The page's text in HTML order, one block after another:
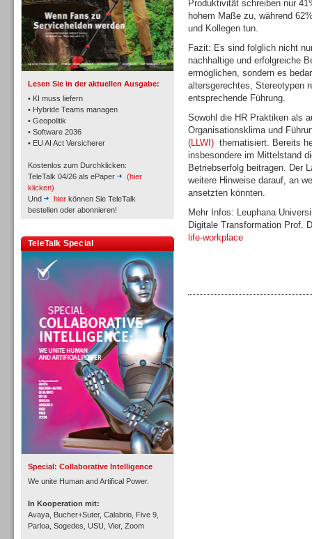
Lesen Sie in der aktuellen Ausgabe:
• KI muss liefern
• Hybride Teams managen
• Geopolitik
• Software 2036
• EU AI Act Versicherer
Kostenlos zum Durchklicken:
TeleTalk 04/26 als ePaper
(hier
klicken)
Und
hier können Sie TeleTalk
bestellen oder abonnieren!
TeleTalk Special
Special: Collaborative Intelligence
We unite Human and Artifical Power.
In Kooperation mit:
Avaya, Bucher+Suter, Calabrio, Five 9,
Parloa, Sogedes, USU, Vier, Zoom
TK- und ACD-Systeme
Workforce-Management
Personal
Inbound
Produktivität schreiben nur
hohem Maße zu, während
und Kollegen tun.
Fazit: Es sind folglich nicht
nachhaltige und erfolgreiche
ermöglichen, sondern es
altersgerechtes, Stereotypen
entsprechende Führung.
Sowohl die HR Praktiken als
Organisationsklima und
(LLWI) thematisiert. Bereits
insbesondere im Mittelstand
Betriebserfolg beitragen. Der
weitere Hinweise darauf, an
ansetzten könnten.
Mehr Infos: Leuphana
Digitale Transformation Prof.
life-workplace